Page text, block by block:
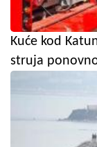
Kuće kod
struja